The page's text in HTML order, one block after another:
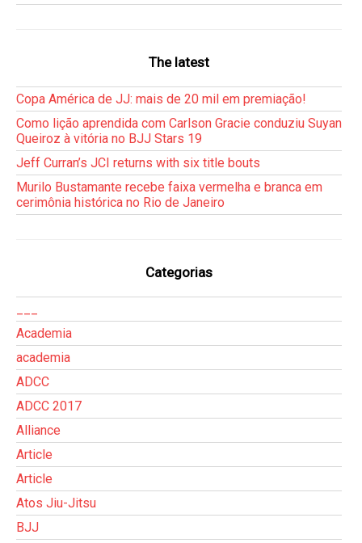
The latest
Copa América de JJ: mais de 20 mil em premiação!
Como lição aprendida com Carlson Gracie conduziu Suyan
Queiroz à vitória no BJJ Stars 19
Jeff Curran’s JCI returns with six title bouts
Murilo Bustamante recebe faixa vermelha e branca em
cerimônia histórica no Rio de Janeiro
Categorias
Academia
academia
ADCC
ADCC 2017
Alliance
Article
Article
Atos Jiu-Jitsu
BJJ